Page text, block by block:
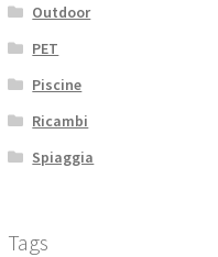
Outdoor
PET
Piscine
Ricambi
Spiaggia
Tags